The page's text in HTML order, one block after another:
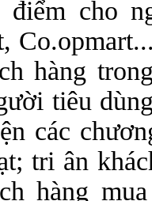
điểm cho
hàng
tiêu
các
tri ân
hàng